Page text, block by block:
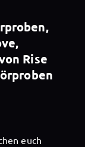
Rise
euch